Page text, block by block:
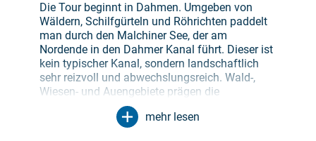
Die Tour beginnt in Dahmen. Umgeben von
Wäldern, Schilfgürteln und Röhrichten paddelt
man durch den Malchiner See, der am
Nordende in den Dahmer Kanal führt. Dieser ist
kein typischer Kanal, sondern landschaftlich
sehr reizvoll und abwechslungsreich. Wald-,
Wiesen- und Auengebiete prägen die
Landschaft. Wer genau hinsieht, kann
Biberburgen entdecken und Fisch- sowie
mehr lesen